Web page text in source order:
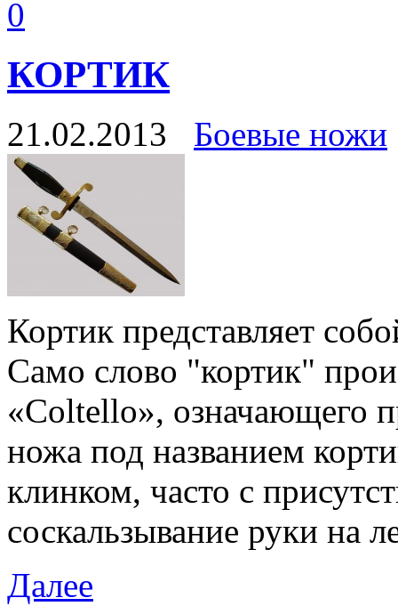
0
КОРТИК
21.02.2013 Боевые ножи
Кортик представляет
Само слово "кортик"
«Coltello», означающего
ножа под названием
клинком, часто с
соскальзывание руки на
Далее